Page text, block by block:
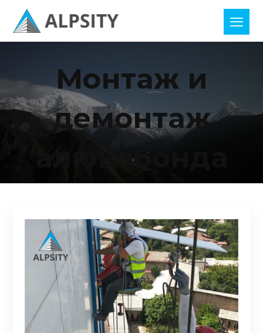
Монтаж и
демонтаж
алюкобонда